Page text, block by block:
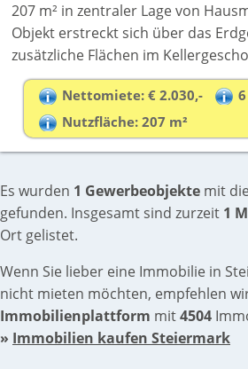
207 m² in zentraler Lage von
Objekt erstreckt sich über das
zusätzliche Flächen im
Nettomiete: € 2.030,-
Nutzfläche: 207 m²
Es wurden 1 Gewerbeobjekte mit
gefunden. Insgesamt sind zurzeit 1
Ort gelistet.
Wenn Sie lieber eine Immobilie in
nicht mieten möchten, empfehlen
Immobilienplattform mit4504
» Immobilien kaufen Steiermark